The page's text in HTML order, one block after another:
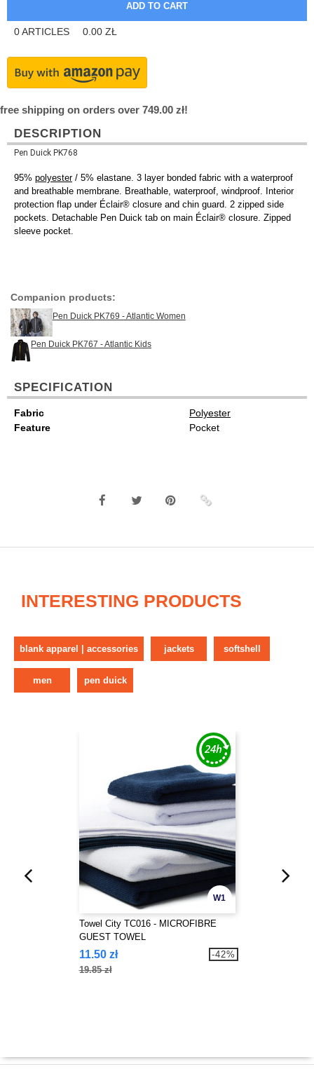
0ARTICLES 0.00 ZŁ
free shipping on orders over 749.00 zł!
DESCRIPTION
Pen Duick PK768
95% polyester/ 5% elastane. 3 layer bonded fabric with a waterproof
and breathable membrane. Breathable, waterproof, windproof. Interior
protection flap under Éclair® closure and chin guard. 2 zipped side
pockets. Detachable Pen Duick tab on main Éclair® closure. Zipped
sleeve pocket.
Companion products:
Pen Duick PK769 - Atlantic Women
Pen Duick PK767 - Atlantic Kids
SPECIFICATION
Fabric
Polyester
Feature
Pocket
INTERESTING PRODUCTS
blank apparel | accessories jackets softshell
men pen duick
W1
Towel City TC016 - MICROFIBRE
GUEST TOWEL
11.50 zł
19.85 zł
-42%